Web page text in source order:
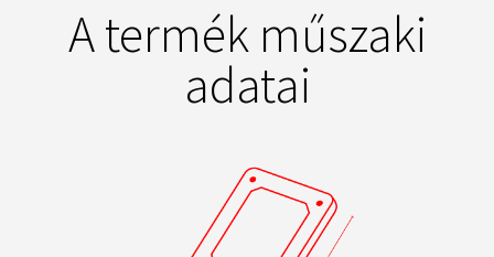
A termék műszaki
adatai